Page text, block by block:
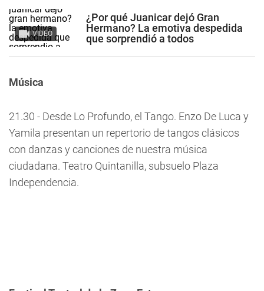
VIDEO
¿Por qué Juanicar dejó Gran
Hermano? La emotiva despedida
que sorprendió a todos
Música
21.30 - Desde Lo Profundo, el Tango. Enzo De Luca y
Yamila presentan un repertorio de tangos clásicos
con danzas y canciones de nuestra música
ciudadana. Teatro Quintanilla, subsuelo Plaza
Independencia.